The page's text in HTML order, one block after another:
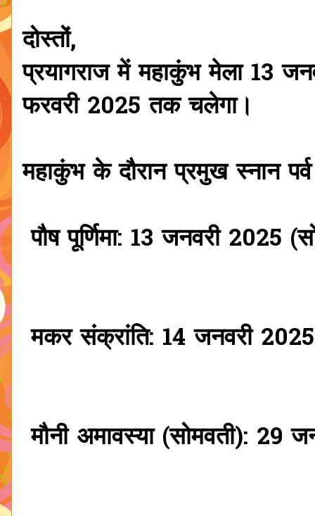
दोस्तों,
प्रयागराज में महाकुंभ मेला 13
फरवरी 2025 तक चलेगा।
महाकुंभ के दौरान प्रमुख स्नान
पौष पूर्णिमा: 13 जनवरी 2025
मकर संक्रांति: 14 जनवरी
मौनी अमावस्या (सोमवती): 29